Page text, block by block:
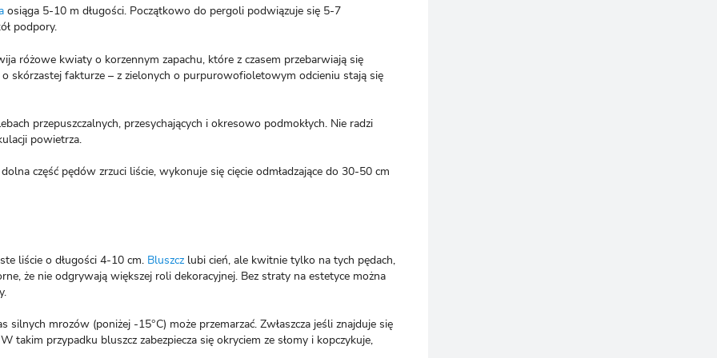
osiąga 5-10 m długości. Początkowo do pergoli podwiązuje się 5-7
podpory.
różowe kwiaty o korzennym zapachu, które z czasem przebarwiają się
skórzastej fakturze – z zielonych o purpurowofioletowym odcieniu stają się
przepuszczalnych, przesychających i okresowo podmokłych. Nie radzi
powietrza.
część pędów zrzuci liście, wykonuje się cięcie odmładzające do 30-50 cm
liście o długości 4-10 cm. Bluszczlubi cień, ale kwitnie tylko na tych pędach,
że nie odgrywają większej roli dekoracyjnej. Bez straty na estetyce można
silnych mrozów (poniżej -15°C) może przemarzać. Zwłaszcza jeśli znajduje się
takim przypadku bluszcz zabezpiecza się okryciem ze słomy i kopczykuje,